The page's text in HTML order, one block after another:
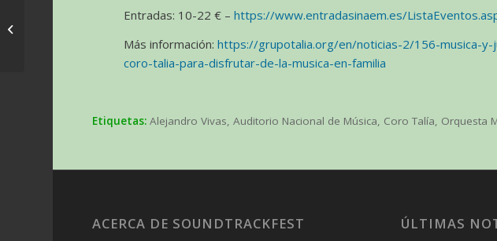
Entradas: 10-22 € –https://www.entradasinaem.es/
Más información:https://grupotalia.org/en/noticias-2/156-musica-
coro-talia-para-disfrutar-de-la-musica-en-familia
Etiquetas: Alejandro Vivas,Auditorio Nacional de Música, Coro Talía, Orquesta
ACERCA DE SOUNDTRACKFEST ÚLTIMAS
Symphony Orchestra